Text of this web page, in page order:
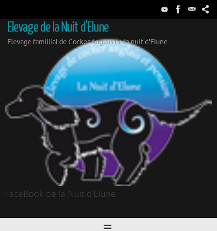
contenu
Elevage de la Nuit d'Elune
Elevage famillial de Cocker Anglais de la nuit d'Elune
FaceBook de la Nuit d'Elune